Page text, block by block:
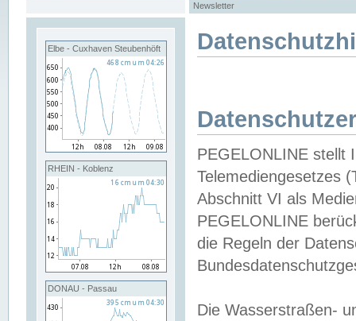
Newsletter
Elbe - Cuxhaven Steubenhöft
RHEIN - Koblenz
DONAU - Passau
PEGELONLINE stellt
Telemediengesetzes
Abschnitt VI als
PEGELONLINE
die Regeln der
Die Wasserstraßen-